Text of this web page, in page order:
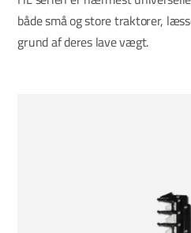
både små og store traktorer,
grund af deres lave vægt.